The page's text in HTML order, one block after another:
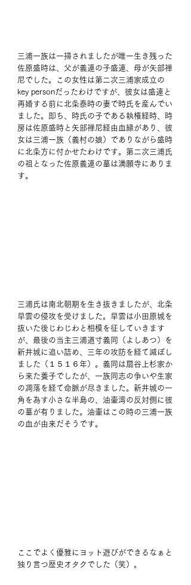
三浦一族は一掃されましたが唯一生き残った
佐原盛時は、父が義連の子盛連、母が矢部禅
尼でした。この女性は第二次三浦家成立の
key personだったわけですが、彼女は盛連と
再婚する前に北条泰時の妻で時氏を産んでい
ました。即ち、時氏の子である執権経時、時
房は佐原盛時と矢部禅尼経由血縁があり、彼
女は三浦一族（義村の娘）でありながら盛時
に北条方に付かせたわけです。第二次三浦氏
の祖となった佐原義連の墓は満願寺にありま
す。
三浦氏は南北朝期を生き抜きましたが、北条
早雲の侵攻を受けました。早雲は小田原城を
抜いた後じわじわと相模を征していきます
が、最後の当主三浦道寸義同（よしあつ）を
新井城に追い詰め、三年の攻防を経て滅ぼし
ました（１５１６年）。義同は扇谷上杉家か
ら来た養子でしたが、一族同志の争いや生家
の凋落を経て命脈が尽きました。新井城の一
角を為す小さな半島の、油壷湾の反対側に彼
の墓が有りました。油壷はこの時の三浦一族
の血が由来だそうです。
ここでよく優雅にヨット遊びができるなぁと
独り言つ歴史オタクでした（笑）。